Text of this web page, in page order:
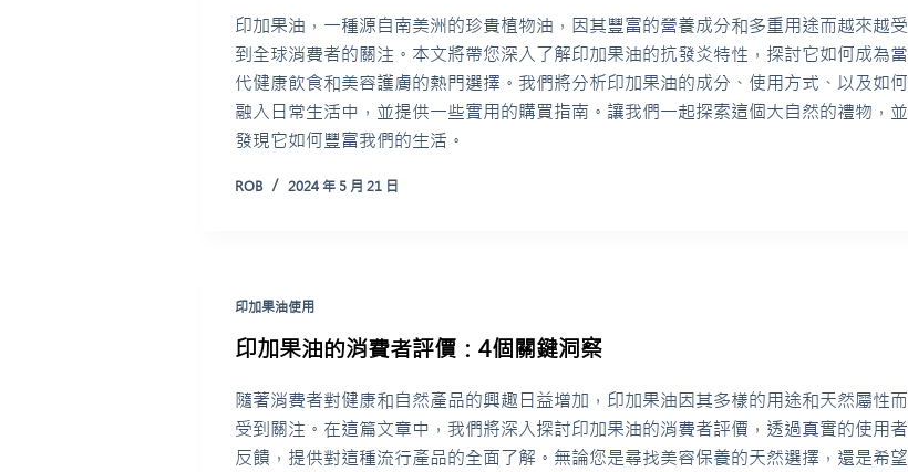
印加果油，一種源自南美洲的珍貴植物油，因其豐富的營養成分和多重用途而越來越受
到全球消費者的關注。本文將帶您深入了解印加果油的抗發炎特性，探討它如何成為當
代健康飲食和美容護膚的熱門選擇。我們將分析印加果油的成分、使用方式、以及如何
融入日常生活中，並提供一些實用的購買指南。讓我們一起探索這個大自然的禮物，並
發現它如何豐富我們的生活。
ROB 2024 年 5 月 21 日
印加果油使用
印加果油的消費者評價：4個關鍵洞察
隨著消費者對健康和自然產品的興趣日益增加，印加果油因其多樣的用途和天然屬性而
受到關注。在這篇文章中，我們將深入探討印加果油的消費者評價，透過真實的使用者
反饋，提供對這種流行產品的全面了解。無論您是尋找美容保養的天然選擇，還是希望